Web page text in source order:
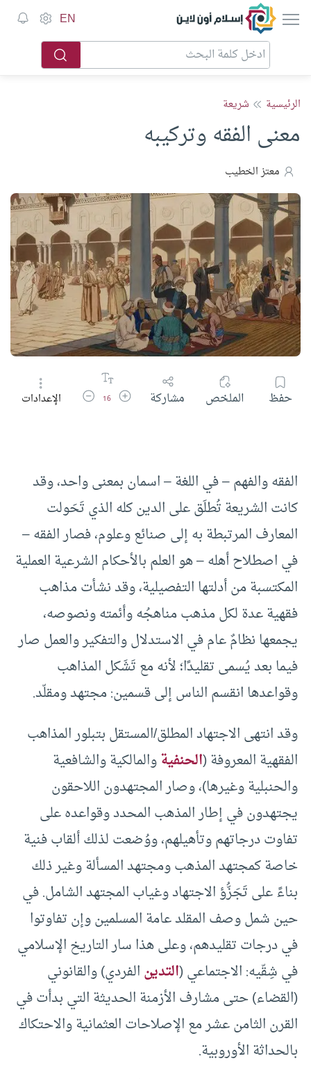
إسلام أون لاين EN
الرئيسية شريعة
معنى الفقه وتركيبه
معتز الخطيب
حفظ الملخص مشاركة زيادة حجم الخط
16 تقليل حجم الخط
الإعدادات
الفقه والفهم – في اللغة – اسمان بمعنى واحد، وقد
كانت الشريعة تُطلَق على الدين كله الذي تَحَولت
المعارف المرتبطة به إلى صنائع وعلوم، فصار الفقه –
في اصطلاح أهله – هو العلم بالأحكام الشرعية العملية
المكتسبة من أدلتها التفصيلية، وقد نشأت مذاهب
فقهية عدة لكل مذهب مناهجُه وأئمته ونصوصه،
يجمعها نظامٌ عام في الاستدلال والتفكير والعمل صار
فيما بعد يُسمى تقليدًا؛ لأنه مع تَشَكل المذاهب
وقواعدها انقسم الناس إلى قسمين: مجتهد ومقلّد.
وقد انتهى الاجتهاد المطلق/المستقل بتبلور المذاهب
الفقهية المعروفة (الحنفيةوالمالكية والشافعية
والحنبلية وغيرها)، وصار المجتهدون اللاحقون
يجتهدون في إطار المذهب المحدد وقواعده على
تفاوت درجاتهم وتأهيلهم، ووُضعت لذلك ألقاب فنية
خاصة كمجتهد المذهب ومجتهد المسألة وغير ذلك
بناءً على تَجَزُّؤ الاجتهاد وغياب المجتهد الشامل. في
حين شمل وصف المقلد عامة المسلمين وإن تفاوتوا
في درجات تقليدهم، وعلى هذا سار التاريخ الإسلامي
في شِقّيه: الاجتماعي (التدينالفردي) والقانوني
(القضاء) حتى مشارف الأزمنة الحديثة التي بدأت في
القرن الثامن عشر مع الإصلاحات العثمانية والاحتكاك
بالحداثة الأوروبية.